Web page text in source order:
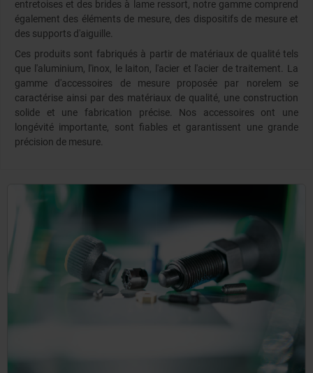
entretoises et des brides à lame ressort, notre gamme comprend
également des éléments de mesure, des dispositifs de mesure et
des supports d'aiguille.
Ces produits sont fabriqués à partir de matériaux de qualité tels
que l'aluminium, l'inox, le laiton, l'acier et l'acier de traitement. La
gamme d'accessoires de mesure proposée par norelem se
caractérise ainsi par des matériaux de qualité, une construction
solide et une fabrication précise. Nos accessoires ont une
longévité importante, sont fiables et garantissent une grande
précision de mesure.